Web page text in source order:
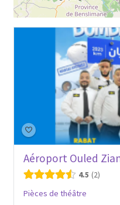
Aéroport Ouled
4.5 2
Pièces de théâtre